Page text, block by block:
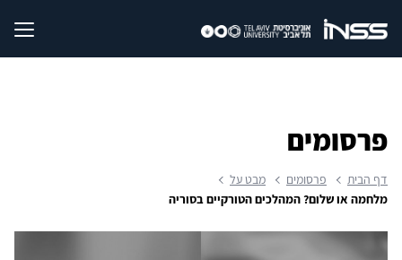
פרסומים
דף הבית פרסומים
מבט על
מלחמה או שלום? המהלכים הטורקיים בסוריה